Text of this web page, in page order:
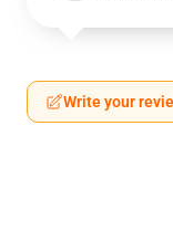
Write your